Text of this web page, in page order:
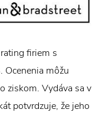
firiem s
môžu
ziskom. Vydáva sa v
potvrdzuje, že jeho